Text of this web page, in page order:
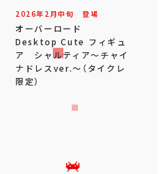
2026年 2 月中旬 登場
オーバーロード
Desktop Cute フィギュ
ア シャルティア～チャイ
ナドレスver.～（タイクレ
限定）